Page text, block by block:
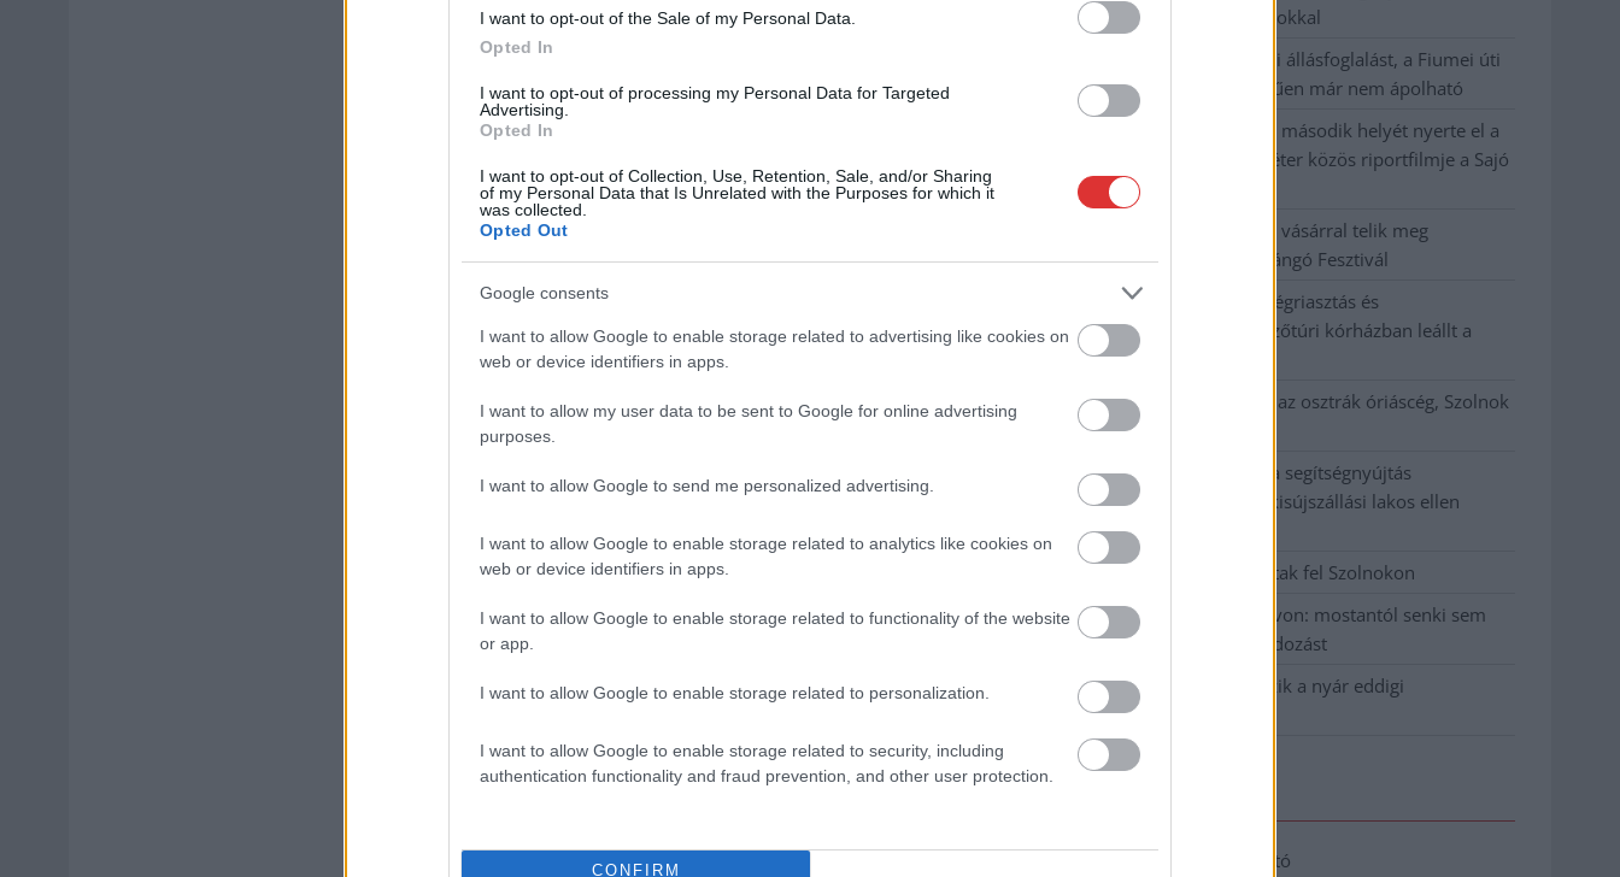
I want to opt-out of the Sale of my Personal Data.
Opted In
I want to opt-out of processing my Personal Data for Targeted
Advertising.
Opted In
I want to opt-out of Collection, Use, Retention, Sale, and/or Sharing
of my Personal Data that Is Unrelated with the Purposes for which it
was collected.
Opted Out
Google consents
I want to allow Google to enable storage related to advertising like cookies on
web or device identifiers in apps.
I want to allow my user data to be sent to Google for online advertising
purposes.
I want to allow Google to send me personalized advertising.
I want to allow Google to enable storage related to analytics like cookies on
web or device identifiers in apps.
I want to allow Google to enable storage related to functionality of the website
or app.
I want to allow Google to enable storage related to personalization.
I want to allow Google to enable storage related to security, including
authentication functionality and fraud prevention, and other user protection.
CONFIRM
hőség jön, akár 38 fokokkal
Közzétették a szakértői állásfoglalást, a Fiumei úti
fák többsége szakszerűen már nem ápolható
A MÚOSZ sajtódíjának második helyét nyerte el a
Borsod24 és a Paraméter közös riportfilmje a Sajó
szennyezéséről
Tánccal, zeneszóval és vásárral telik meg
Jászberény, indul a Csángó Fesztivál
Meghosszabbított hőségriasztás és
vízkorlátozások, a mezőtúri kórházban leállt a
klíma
Átszervezi működését az osztrák óriáscég, Szolnok
is érintett
Tragédiába torkollott a segítségnyújtás
elmulasztása, három kisújszállási lakos ellen
emeltek vádat
Hatalmas lángok csaptak fel Szolnokon
Vízitraffipax a Tisza-tavon: mostantól senki sem
úszhatja meg a száguldozást
Szolnokra is megérkezik a nyár eddigi
legkeményebb napja
Adatkezelési tájékoztató